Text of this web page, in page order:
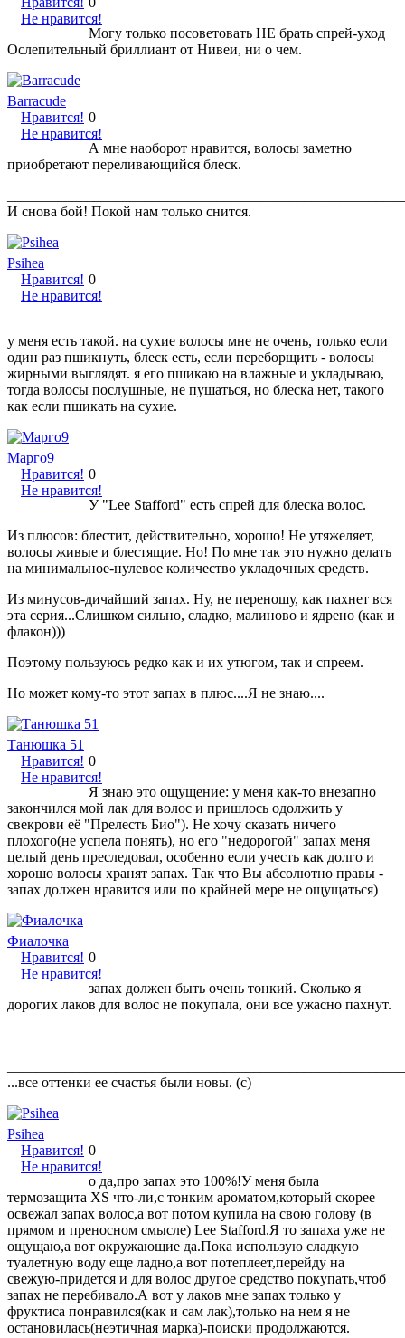
Не нравится!
Могу только посоветовать НЕ брать спрей-уход
Ослепительный бриллиант от Нивеи, ни о чем.
Barracude
Нравится!
Не нравится!
0
А мне наоборот нравится, волосы заметно
приобретают переливающийся блеск.
И снова бой! Покой нам только снится.
Psihea
Нравится!
Не нравится!
0
у меня есть такой. на сухие волосы мне не очень, только если
один раз пшикнуть, блеск есть, если переборщить - волосы
жирными выглядят. я его пшикаю на влажные и укладываю,
тогда волосы послушные, не пушаться, но блеска нет, такого
как если пшикать на сухие.
Марго9
Нравится!
Не нравится!
0
У "Lee Stafford" есть спрей для блеска волос.
Из плюсов: блестит, действительно, хорошо! Не утяжеляет,
волосы живые и блестящие. Но! По мне так это нужно делать
на минимальное-нулевое количество укладочных средств.
Из минусов-дичайший запах. Ну, не переношу, как пахнет вся
эта серия...Слишком сильно, сладко, малиново и ядрено (как и
флакон)))
Поэтому пользуюсь редко как и их утюгом, так и спреем.
Но может кому-то этот запах в плюс....Я не знаю....
Танюшка 51
Нравится!
Не нравится!
0
Я знаю это ощущение: у меня как-то внезапно
закончился мой лак для волос и пришлось одолжить у
свекрови её "Прелесть Био"). Не хочу сказать ничего
плохого(не успела понять), но его "недорогой" запах меня
целый день преследовал, особенно если учесть как долго и
хорошо волосы хранят запах. Так что Вы абсолютно правы -
запах должен нравится или по крайней мере не ощущаться)
Фиалочка
Нравится!
Не нравится!
0
запах должен быть очень тонкий. Сколько я
дорогих лаков для волос не покупала, они все ужасно пахнут.
...все оттенки ее счастья были новы. (c)
Psihea
Нравится!
Не нравится!
0
о да,про запах это 100%!У меня была
термозащита XS что-ли,с тонким ароматом,который скорее
освежал запах волос,а вот потом купила на свою голову (в
прямом и преносном смысле) Lee Stafford.Я то запаха уже не
ощущаю,а вот окружающие да.Пока использую сладкую
туалетную воду еще ладно,а вот потеплеет,перейду на
свежую-придется и для волос другое средство покупать,чтоб
запах не перебивало.А вот у лаков мне запах только у
фруктиса понравился(как и сам лак),только на нем я не
остановилась(неэтичная марка)-поиски продолжаются.